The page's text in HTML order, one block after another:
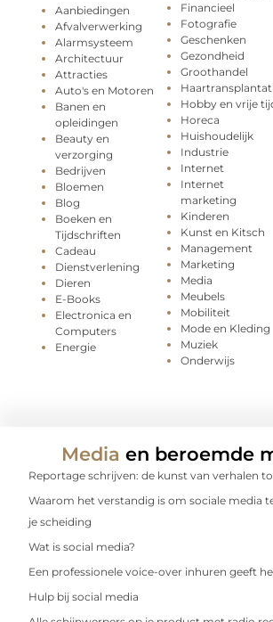
Aanbiedingen
Afvalverwerking
Alarmsysteem
Architectuur
Attracties
Auto's en Motoren
Banen en
opleidingen
Beauty en
verzorging
Bedrijven
Bloemen
Blog
Boeken en
Tijdschriften
Cadeau
Dienstverlening
Dieren
E-Books
Electronica en
Computers
Energie
Financieel
Fotografie
Geschenken
Gezondheid
Groothandel
Hobby en vrije
Horeca
Huishoudelijk
Industrie
Internet
Internet
marketing
Kinderen
Kunst en Kitsch
Management
Marketing
Media
Meubels
Mobiliteit
Mode en Kleding
Muziek
Onderwijs
Media en beroemde
Reportage schrijven: de kunst van verhalen
Waarom het verstandig is om sociale media
je scheiding
Wat is social media?
Een professionele voice-over inhuren geeft
Hulp bij social media